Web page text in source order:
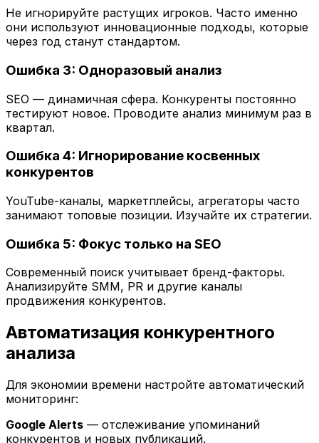
Не игнорируйте растущих игроков. Часто именно
они используют инновационные подходы, которые
через год станут стандартом.
Ошибка 3: Одноразовый анализ
SEO — динамичная сфера. Конкуренты постоянно
тестируют новое. Проводите анализ минимум раз в
квартал.
Ошибка 4: Игнорирование косвенных
конкурентов
YouTube-каналы, маркетплейсы, агрегаторы часто
занимают топовые позиции. Изучайте их стратегии.
Ошибка 5: Фокус только на SEO
Современный поиск учитывает бренд-факторы.
Анализируйте SMM, PR и другие каналы
продвижения конкурентов.
Автоматизация конкурентного
анализа
Для экономии времени настройте автоматический
мониторинг:
Google Alerts — отслеживание упоминаний
конкурентов и новых публикаций.